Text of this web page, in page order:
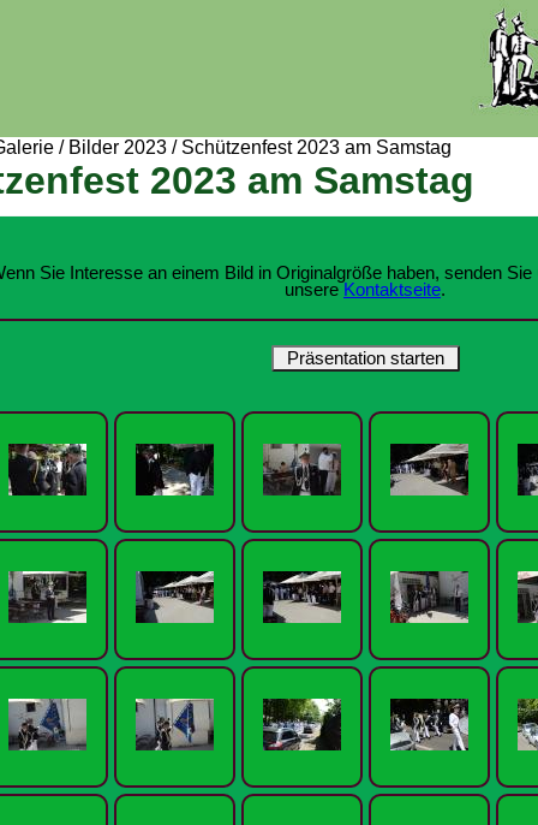
/ Bilder 2023 / Schützenfest 2023 am Samstag
2023 am Samstag
Sie Interesse an einem Bild in Originalgröße haben, senden
unsere Kontaktseite.
Präsentation starten